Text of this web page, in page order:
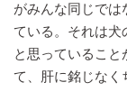
がみんな同じでは
ている。それは犬
と思っているこ
て、肝に銘じなく